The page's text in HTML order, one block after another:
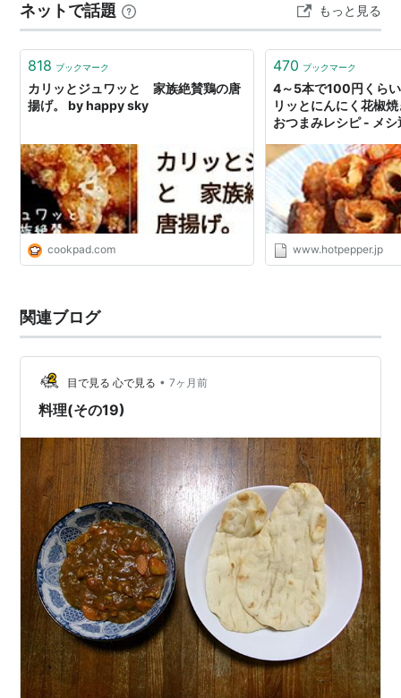
ネットで話題 もっと見る
818 ブックマーク
カリッとジュワッと 家族絶賛鶏の唐
揚げ。 by happy sky
cookpad.com
470 ブックマーク
4～5本で100円くら
リッとにんにく花椒
おつまみレシピ - メ
www.hotpepper.jp
関連ブログ
目で見る 心で見る • 7ヶ月前
料理(その19)